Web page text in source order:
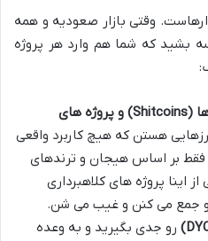
وقتی بازار صعودیه و همه
بشید که شما هم وارد هر پروژه
هشدار در مورد شت کوین ها (Shitcoins) و پروژه های
هستن که هیچ کاربرد واقعی
فقط بر اساس هیجان و ترندهای
اینا پروژه های کلاهبرداری
جمع می کنن و غیب می شن.
رو جدی بگیرید و به وعده